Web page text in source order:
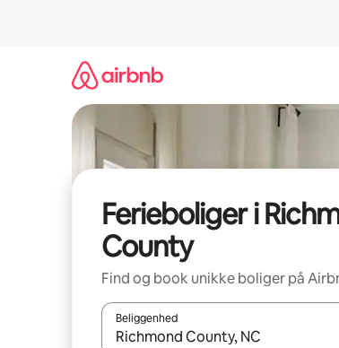
Ferieboliger i
County
Find og book unikke boliger på
Beliggenhed
Når resultaterne er tilgængelige, skal